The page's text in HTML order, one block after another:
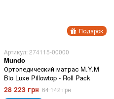
Подарок
Артикул: 274115-00000
Mundo
Ортопедический матрас M.Y.M
Bio Luxe Pillowtop - Roll Pack
28 223 грн 64 142 грн